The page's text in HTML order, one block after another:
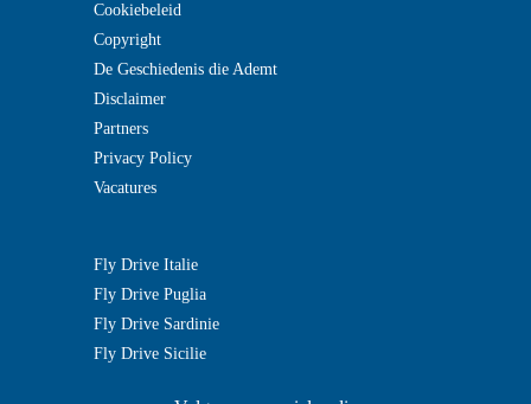
Cookiebeleid
Copyright
De Geschiedenis die Ademt
Disclaimer
Partners
Privacy Policy
Vacatures
Fly Drive Italie
Fly Drive Puglia
Fly Drive Sardinie
Fly Drive Sicilie